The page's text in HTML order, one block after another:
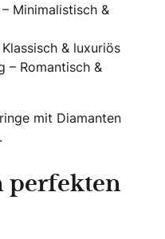
– Minimalistisch &
& luxuriös
– Romantisch &
mit Diamanten
perfekten